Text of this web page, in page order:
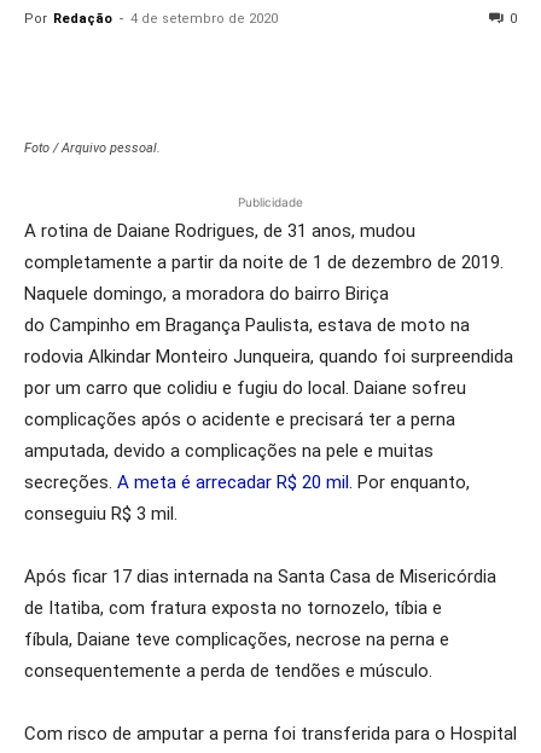
Por Redação - 4 de setembro de 2020 0
Foto / Arquivo pessoal.
Publicidade
A rotina de Daiane Rodrigues, de 31 anos, mudou
completamente a partir da noite de 1 de dezembro de 2019.
Naquele domingo, a moradora do bairro Biriça
do Campinho em Bragança Paulista, estava de moto na
rodovia Alkindar Monteiro Junqueira, quando foi surpreendida
por um carro que colidiu e fugiu do local. Daiane sofreu
complicações após o acidente e precisará ter a perna
amputada, devido a complicações na pele e muitas
secreções. A meta é arrecadar R$ 20 mil. Por enquanto,
conseguiu R$ 3 mil.
Após ficar 17 dias internada na Santa Casa de Misericórdia
de Itatiba, com fratura exposta no tornozelo, tíbia e
fíbula, Daiane teve complicações, necrose na perna e
consequentemente a perda de tendões e músculo.
Com risco de amputar a perna foi transferida para o Hospital